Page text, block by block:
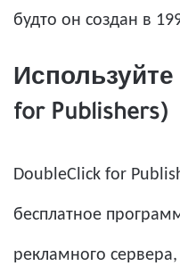
будто он создан в
Используйте
for Publishers)
DoubleClick for
бесплатное
рекламного